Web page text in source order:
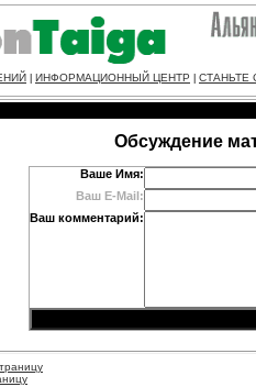
ИНФОРМАЦИОННЫЙ ЦЕНТР СТАНЬТЕ
Обсуждение
Ваше Имя:
Ваш E-Mail:
Ваш комментарий: